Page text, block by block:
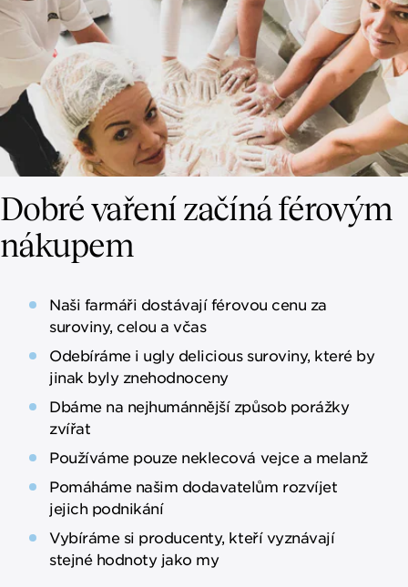
Dobré vaření začíná férovým
nákupem
Naši farmáři dostávají férovou cenu za
suroviny, celou a včas
Odebíráme i ugly delicious suroviny, které by
jinak byly znehodnoceny
Dbáme na nejhumánnější způsob porážky
zvířat
Používáme pouze neklecová vejce a melanž
Pomáháme našim dodavatelům rozvíjet
jejich podnikání
Vybíráme si producenty, kteří vyznávají
stejné hodnoty jako my